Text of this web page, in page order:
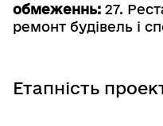
обмеженнь: 27.
ремонт будівель і
Етапність